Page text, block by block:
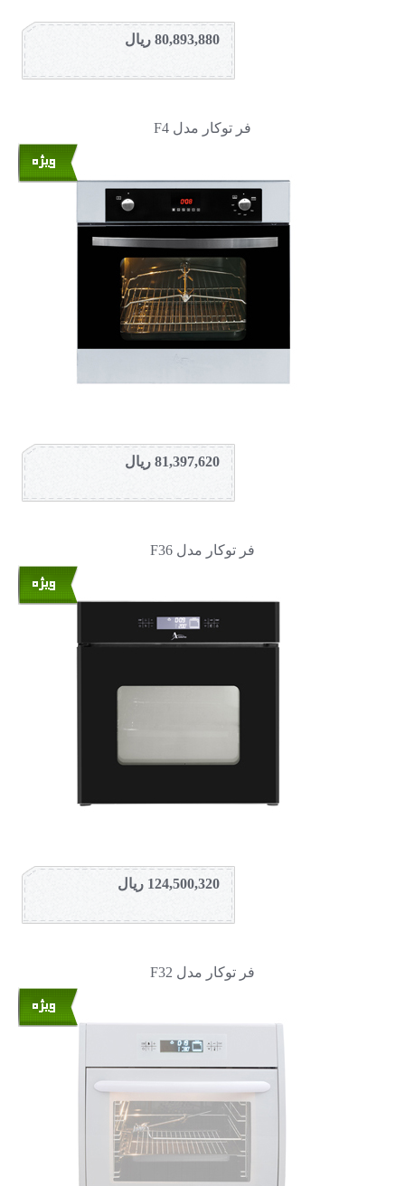
80,893,880 ریال
فر توکار مدل F4
81,397,620 ریال
فر توکار مدل F36
124,500,320 ریال
فر توکار مدل F32